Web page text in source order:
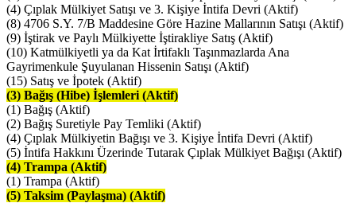
(4) Çıplak Mülkiyet Satışı ve 3. Kişiye İntifa Devri (Aktif)
(8) 4706 S.Y. 7/B Maddesine Göre Hazine Mallarının Satışı (Aktif)
(9) İştirak ve Paylı Mülkiyette İştirakliye Satış (Aktif)
(10) Katmülkiyetli ya da Kat İrtifaklı Taşınmazlarda Ana
Gayrimenkule Şuyulanan Hissenin Satışı (Aktif)
(15) Satış ve İpotek (Aktif)
(3) Bağış (Hibe) İşlemleri (Aktif)
(1) Bağış (Aktif)
(2) Bağış Suretiyle Pay Temliki (Aktif)
(4) Çıplak Mülkiyetin Bağışı ve 3. Kişiye İntifa Devri (Aktif)
(5) İntifa Hakkını Üzerinde Tutarak Çıplak Mülkiyet Bağışı (Aktif)
(4) Trampa (Aktif)
(1) Trampa (Aktif)
(5) Taksim (Paylaşma) (Aktif)